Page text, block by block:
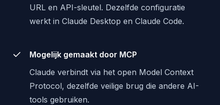
URL en API-sleutel. Dezelfde configuratie
werkt in Claude Desktop en Claude Code.
Mogelijk gemaakt door MCP
Claude verbindt via het open Model Context
Protocol, dezelfde veilige brug die andere AI-
tools gebruiken.